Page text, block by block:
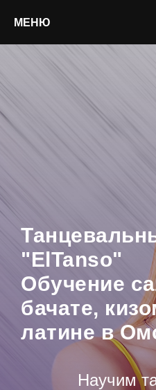
МЕНЮ
"ElTanso"
Обучение
бачате,
латине в
Научим